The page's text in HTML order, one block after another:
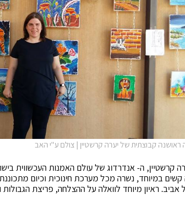
ראושנה קבוצתית של יערה קרשטיין | צולם ע"י האב
קרשטיין, ה- אנדרדוג של עולם האמנות העכשווית בי
קשים במיוחד, נשרה מכל מערכת חינוכית וכיום
אביב. ראיון מיוחד לוואלה על ההצלחה, פריצת הגבולות